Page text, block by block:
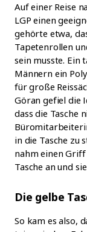
Auf einer Reise
LGP einen
gehörte etwa,
Tapetenrollen
sein musste. Ein
Männern ein
für große
Göran gefiel die
dass die Tasche
in die Tasche zu
nahm einen
Tasche an und
Die gelbe
So kam es also,